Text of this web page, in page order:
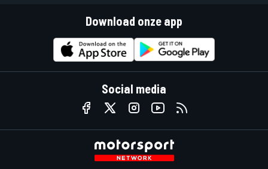
Download onze app
Social media